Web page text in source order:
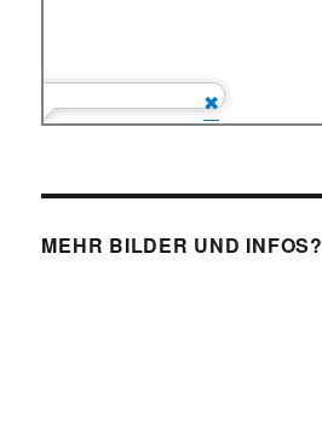
MEHR BILDER UND INFOS?